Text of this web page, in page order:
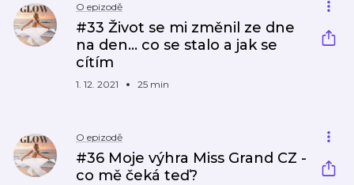
O epizodě
#33 Život se mi změnil ze dne
na den… co se stalo a jak se
cítím
1. 12. 2021 25 min
O epizodě
#36 Moje výhra Miss Grand CZ -
co mě čeká teď?